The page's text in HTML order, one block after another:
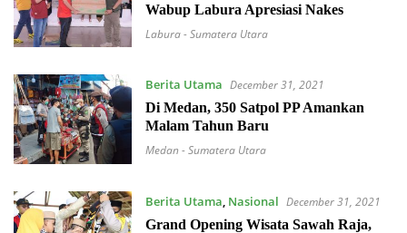
Wabup Labura Apresiasi Nakes
Labura - Sumatera Utara
Berita Utama December 31, 2021
Di Medan, 350 Satpol PP Amankan
Malam Tahun Baru
Medan - Sumatera Utara
Berita Utama, Nasional December 31, 2021
Grand Opening Wisata Sawah Raja,